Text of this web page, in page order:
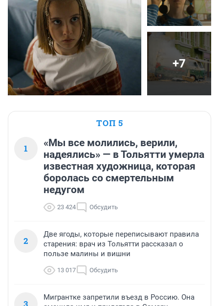
+7
ТОП 5
1
«Мы все молились, верили,
надеялись» — в Тольятти умерла
известная художница, которая
боролась со смертельным
недугом
23 424 Обсудить
2
Две ягоды, которые переписывают правила
старения: врач из Тольятти рассказал о
пользе малины и вишни
13 017 Обсудить
Мигрантке запретили въезд в Россию. Она